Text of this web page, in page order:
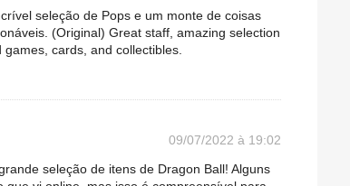
seleção de Pops e um monte de coisas
(Original) Great staff, amazing selection
cards, and collectibles.
09/07/2022 à 19:02
seleção de itens de Dragon Ball! Alguns